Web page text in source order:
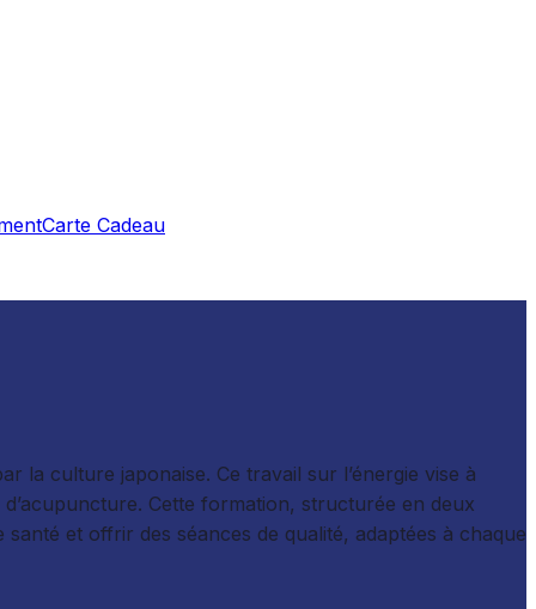
Carte Cadeau
la culture japonaise. Ce travail sur l’énergie vise à
Cette formation, structurée en deux
et offrir des séances de qualité, adaptées à chaque